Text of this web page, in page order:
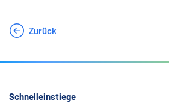
Zurück
Schnelleinstiege